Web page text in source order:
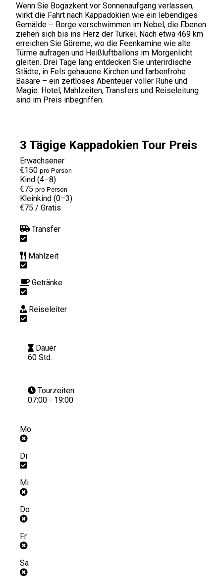
Wenn Sie Bogazkent vor Sonnenaufgang verlassen,
wirkt die Fahrt nach Kappadokien wie ein lebendiges
Gemälde – Berge verschwimmen im Nebel, die Ebenen
ziehen sich bis ins Herz der Türkei. Nach etwa 469 km
erreichen Sie Göreme, wo die Feenkamine wie alte
Türme aufragen und Heißluftballons im Morgenlicht
gleiten. Drei Tage lang entdecken Sie unterirdische
Städte, in Fels gehauene Kirchen und farbenfrohe
Basare – ein zeitloses Abenteuer voller Ruhe und
Magie. Hotel, Mahlzeiten, Transfers und Reiseleitung
sind im Preis inbegriffen.
3 Tägige Kappadokien Tour Preis
Erwachsener
€150 pro Person
Kind (4–8)
€75 pro Person
Kleinkind (0–3)
€75 / Gratis
Transfer
Mahlzeit
Getränke
Reiseleiter
Dauer
60 Std.
Tourzeiten
07:00 - 19:00
Mo
Di
Mi
Do
Fr
Sa